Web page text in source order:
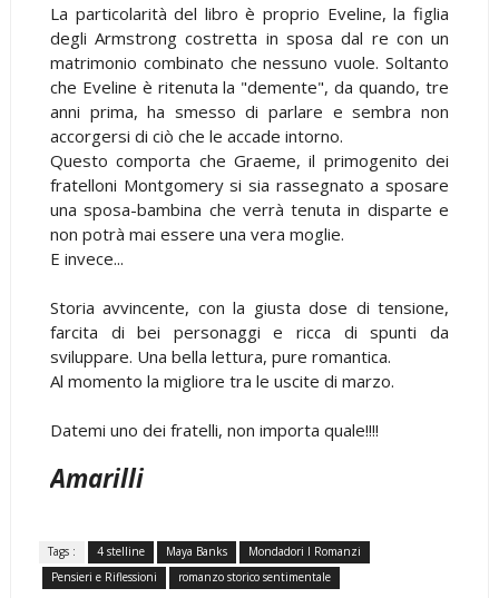
La particolarità del libro è proprio Eveline, la figlia
degli Armstrong costretta in sposa dal re con un
matrimonio combinato che nessuno vuole. Soltanto
che Eveline è ritenuta la "demente", da quando, tre
anni prima, ha smesso di parlare e sembra non
accorgersi di ciò che le accade intorno.
Questo comporta che Graeme, il primogenito dei
fratelloni Montgomery si sia rassegnato a sposare
una sposa-bambina che verrà tenuta in disparte e
non potrà mai essere una vera moglie.
E invece...
Storia avvincente, con la giusta dose di tensione,
farcita di bei personaggi e ricca di spunti da
sviluppare. Una bella lettura, pure romantica.
Al momento la migliore tra le uscite di marzo.
Datemi uno dei fratelli, non importa quale!!!!
Amarilli
Tags : 4 stelline Maya Banks
Mondadori I Romanzi
Pensieri e Riflessioni
romanzo storico sentimentale